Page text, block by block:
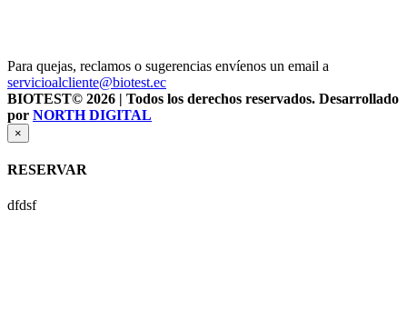
Para quejas, reclamos o sugerencias envíenos un email a
servicioalcliente@biotest.ec
BIOTEST© 2026 | Todos los derechos reservados. Desarrollado
por NORTH DIGITAL
×
RESERVAR
dfdsf